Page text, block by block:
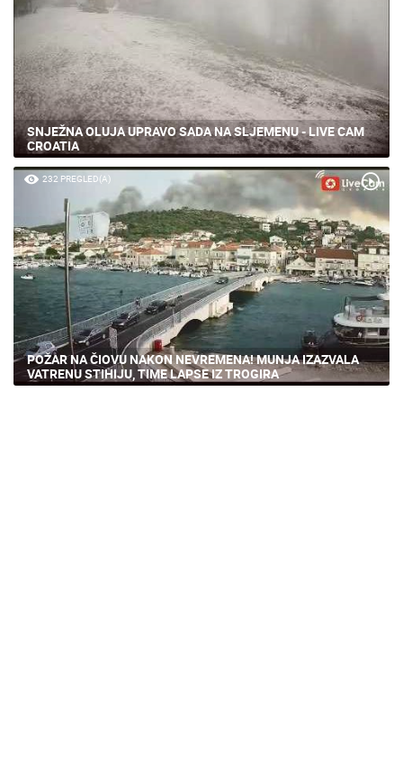
SNJEŽNA OLUJA UPRAVO SADA NA SLJEMENU - LIVE CAM
CROATIA
232 PREGLED(A)
POŽAR NA ČIOVU NAKON NEVREMENA! MUNJA IZAZVALA
VATRENU STIHIJU, TIME LAPSE IZ TROGIRA